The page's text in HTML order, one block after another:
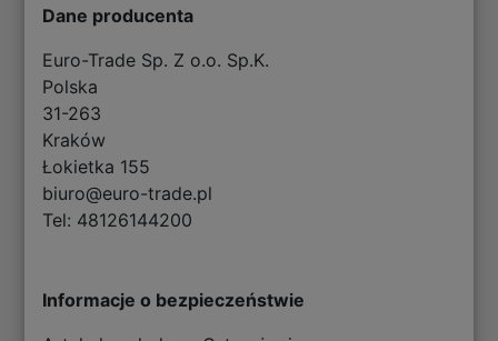
Dane producenta
Euro-Trade Sp. Z o.o. Sp.K.
Polska
31-263
Kraków
Łokietka 155
biuro@euro-trade.pl
Tel: 48126144200
Informacje o bezpieczeństwie